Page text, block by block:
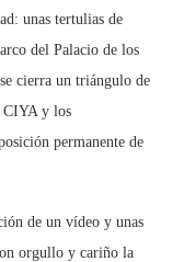
unas tertulias de
del Palacio de los
cierra un triángulo de
CIYA y los
permanente de
de un vídeo y unas
orgullo y cariño la